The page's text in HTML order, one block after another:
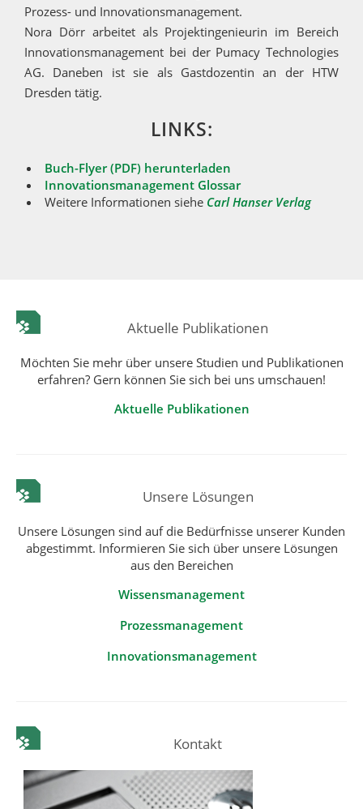
Prozess- und Innovationsmanagement.
Nora Dörr arbeitet als Projektingenieurin im Bereich
Innovationsmanagement bei der Pumacy Technologies
AG. Daneben ist sie als Gastdozentin an der HTW
Dresden tätig.
LINKS:
Buch-Flyer (PDF) herunterladen
Innovationsmanagement Glossar
Weitere Informationen siehe Carl Hanser Verlag
Aktuelle Publikationen
Möchten Sie mehr über unsere Studien und Publikationen
erfahren? Gern können Sie sich bei uns umschauen!
Aktuelle Publikationen
Unsere Lösungen
Unsere Lösungen sind auf die Bedürfnisse unserer Kunden
abgestimmt. Informieren Sie sich über unsere Lösungen
aus den Bereichen
Wissensmanagement
Prozessmanagement
Innovationsmanagement
Kontakt